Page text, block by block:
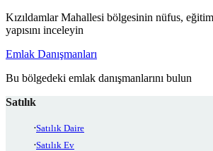
Kızıldamlar Mahallesi bölgesinin nüfus,
yapısını inceleyin
Emlak Danışmanları
Bu bölgedeki emlak danışmanlarını bulun
Satılık
Satılık Daire
Satılık Ev